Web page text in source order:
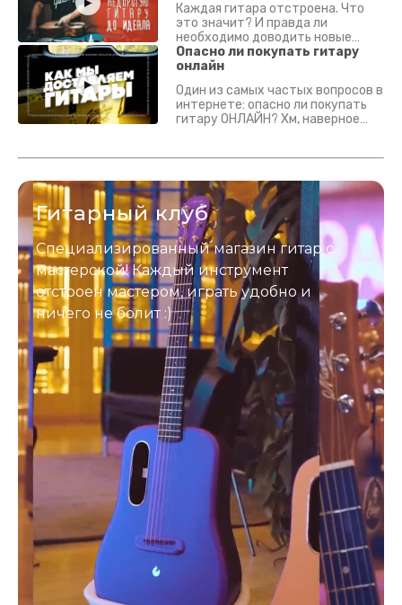
Каждая гитара отстроена. Что
это значит? И правда ли
необходимо доводить новые
гитары? Если кратко - да.
Подробно - в видео :)
Опасно ли покупать гитару
онлайн
Один из самых частых вопросов в
интернете: опасно ли покупать
гитару ОНЛАЙН? Хм, наверное
застрахован. Случись что -
Гитарный клуб
Специализированный магазин гитар с
мастерской! Каждый инструмент
отстроен мастером, играть удобно и
ничего не болит :)